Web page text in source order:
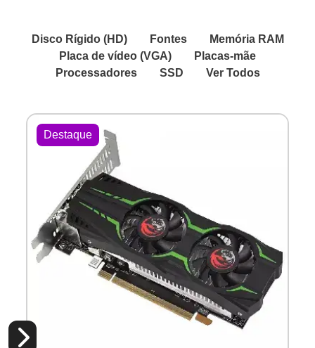
Disco Rígido (HD) Fontes
Memória RAM
Placa de vídeo (VGA)
Placas-mãe
Processadores
SSD Ver Todos
Destaque